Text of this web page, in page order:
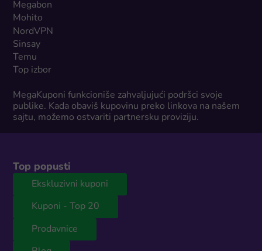
Megabon
Mohito
NordVPN
Sinsay
Temu
Top izbor
MegaKuponi funkcioniše zahvaljujući podršci svoje
publike. Kada obaviš kupovinu preko linkova na našem
sajtu, možemo ostvariti partnersku proviziju.
Top popusti
Ekskluzivni kuponi
Kuponi - Top 20
Prodavnice